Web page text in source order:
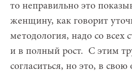
то неправильно это
женщину, как говорит
методология, надо со всех
и в полный рост. С этим
согласиться, но это, в